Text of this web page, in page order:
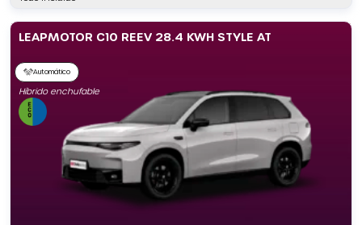
LEAPMOTOR C10 REEV 28.4 KWH STYLE AT
Automático
Híbrido enchufable